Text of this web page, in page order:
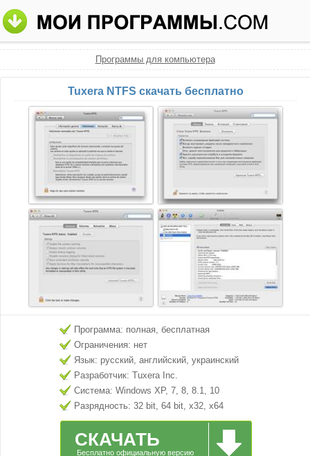
Программы для компьютера
Tuxera NTFS скачать бесплатно
Программа: полная, бесплатная
Ограничения: нет
Язык: русский, английский, украинский
Разработчик: Tuxera Inc.
Система: Windows XP, 7, 8, 8.1, 10
Разрядность: 32 bit, 64 bit, x32, x64
СКАЧАТЬ
Бесплатно официальную версию